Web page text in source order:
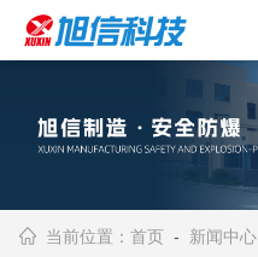
当前位置：首页 - 新闻中心